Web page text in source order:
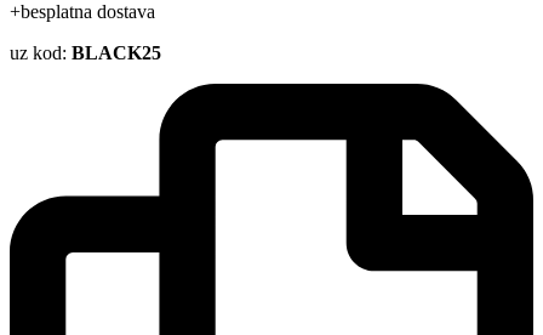
+besplatna dostava
uz kod: BLACK25